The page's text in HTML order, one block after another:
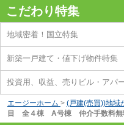
こだわり特集
地域密着！国立特集
新築一戸建て・値下げ物件特集
投資用、収益、売りビル・アパ
エージーホーム > (戸建(売買))地域
目 全４棟 A号棟 仲介手数料無